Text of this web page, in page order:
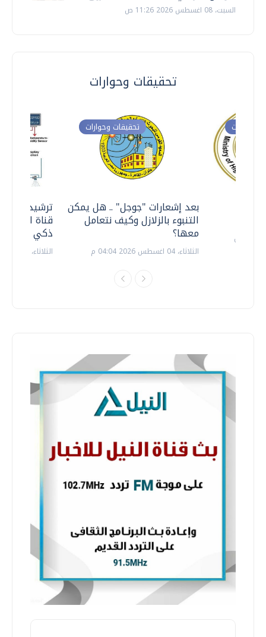
السبت، 08 اغسطس 2026 11:26 ص
تحقيقات وحوارات
ترشيدا
قناة
ذكي
الثلاثاء، 14 يوليو 2026 06:11 م
تحقيقات وحوارات
بعد إشعارات "جوجل" .. هل يمكن
التنبوء بالزلازل وكيف نتعامل
معها؟
الثلاثاء، 04 اغسطس 2026 04:04 م
وحوارات